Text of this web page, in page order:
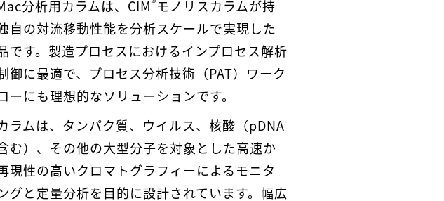
分析用カラムは、CIM モノリスカラムが持
自の対流移動性能を分析スケールで実現した
です。製造プロセスにおけるインプロセス解析
御に最適で、プロセス分析技術（PAT）ワーク
ーにも理想的なソリューションです。
ラムは、タンパク質、ウイルス、核酸（pDNA
む）、その他の大型分子を対象とした高速か
現性の高いクロマトグラフィーによるモニタ
グと定量分析を目的に設計されています。幅広